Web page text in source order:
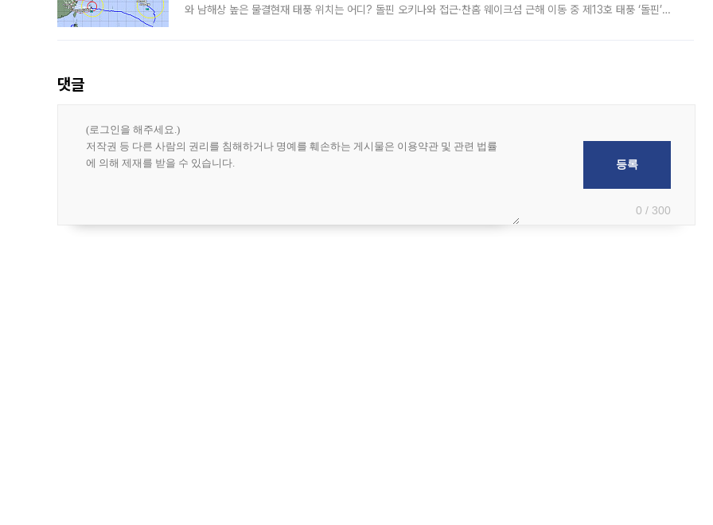
와 남해상 높은 물결현재 태풍 위치는 어디? 돌핀 오키나와 접근·찬홈 웨이크섬 근해 이동 중 제13호 태풍 ‘돌핀’이
댓글
0 / 300